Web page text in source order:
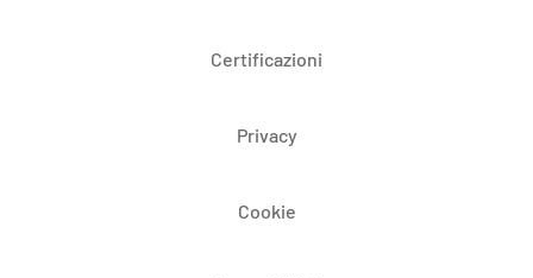
Certificazioni
Privacy
Cookie